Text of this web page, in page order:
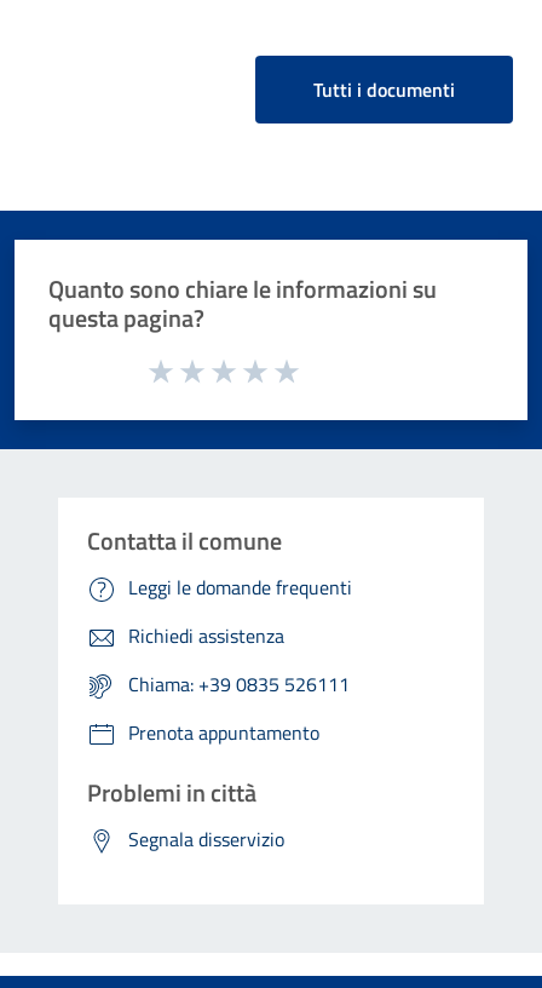
Tutti i documenti
Quanto sono chiare le informazioni su
questa pagina?
Valuta da 1 a 5 stelle la pagina
Contatta il comune
Leggi le domande frequenti
Richiedi assistenza
Chiama: +39 0835 526111
Prenota appuntamento
Problemi in città
Segnala disservizio